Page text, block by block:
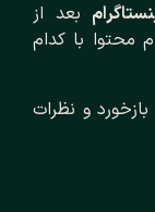
بعد از
محتوا با کدام
بازخورد و نظرات